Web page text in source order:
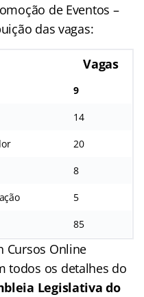
de Eventos –
das vagas:
Vagas
9
14
20
8
5
85
Cursos Online
todos os detalhes do
Legislativa do